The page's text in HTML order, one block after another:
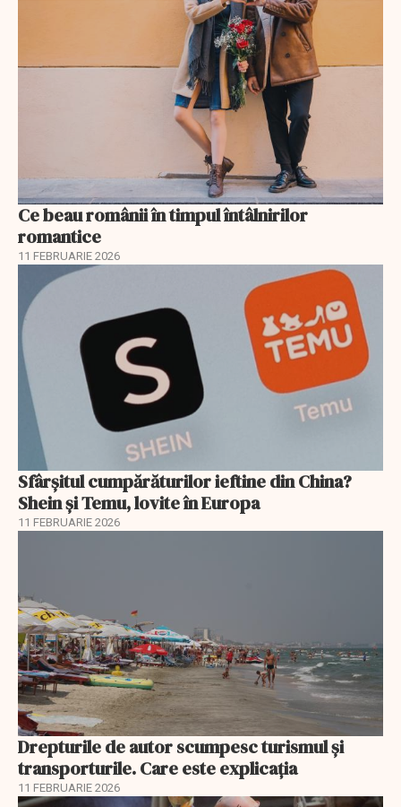
Ce beau românii în timpul întâlnirilor
romantice
11 FEBRUARIE 2026
Sfârșitul cumpărăturilor ieftine din China?
Shein și Temu, lovite în Europa
11 FEBRUARIE 2026
Drepturile de autor scumpesc turismul și
transporturile. Care este explicația
11 FEBRUARIE 2026